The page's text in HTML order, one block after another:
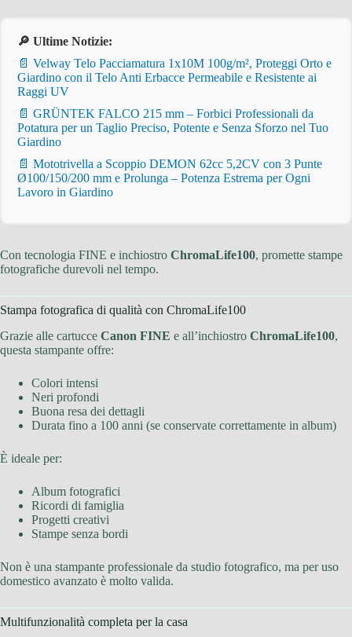
🔎 Ultime Notizie:
📄 Velway Telo Pacciamatura 1x10M 100g/m², Proteggi Orto e
Giardino con il Telo Anti Erbacce Permeabile e Resistente ai
Raggi UV
📄 GRÜNTEK FALCO 215 mm – Forbici Professionali da
Potatura per un Taglio Preciso, Potente e Senza Sforzo nel Tuo
Giardino
📄 Mototrivella a Scoppio DEMON 62cc 5,2CV con 3 Punte
Ø100/150/200 mm e Prolunga – Potenza Estrema per Ogni
Lavoro in Giardino
Con tecnologia FINE e inchiostro ChromaLife100, promette stampe
fotografiche durevoli nel tempo.
Stampa fotografica di qualità con ChromaLife100
Grazie alle cartucce Canon FINE e all’inchiostro ChromaLife100,
questa stampante offre:
Colori intensi
Neri profondi
Buona resa dei dettagli
Durata fino a 100 anni (se conservate correttamente in album)
È ideale per:
Album fotografici
Ricordi di famiglia
Progetti creativi
Stampe senza bordi
Non è una stampante professionale da studio fotografico, ma per uso
domestico avanzato è molto valida.
Multifunzionalità completa per la casa